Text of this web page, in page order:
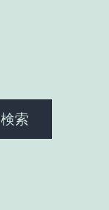
検索